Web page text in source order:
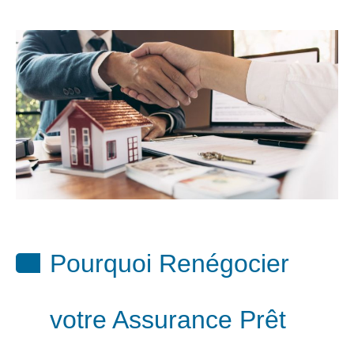
Pourquoi Renégocier
votre Assurance Prêt